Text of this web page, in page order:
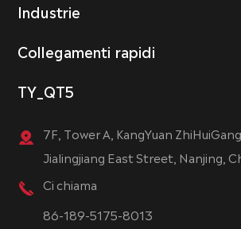
Industrie
Collegamenti rapidi
TY_QT5
7F, Tower A, KangYuan
Jialingjiang East Street, Nanjing,
Ci chiama
86-189-5175-8013